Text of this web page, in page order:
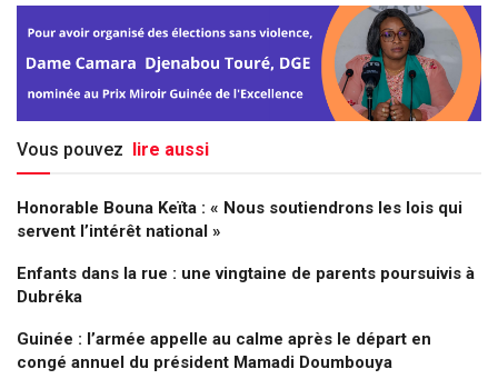
Vous pouvez lire aussi
Honorable Bouna Keïta : « Nous soutiendrons les lois qui
servent l’intérêt national »
Enfants dans la rue : une vingtaine de parents poursuivis à
Dubréka
Guinée : l’armée appelle au calme après le départ en
congé annuel du président Mamadi Doumbouya